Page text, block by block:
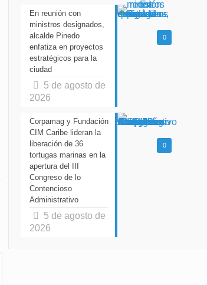
0
En reunión con
ministros designados,
alcalde Pinedo
enfatiza en proyectos
estratégicos para la
ciudad
5 de agosto de
2026
0
Corpamag y Fundación
CIM Caribe lideran la
liberación de 36
tortugas marinas en la
apertura del III
Congreso de lo
Contencioso
Administrativo
5 de agosto de
2026